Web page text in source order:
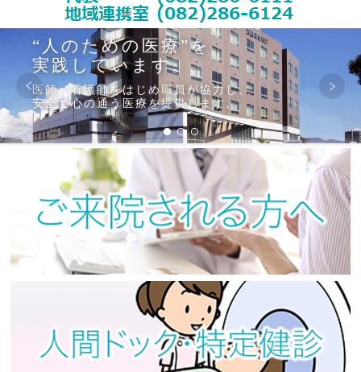
“人のための医療”を
実践しています。
医師・看護師をはじめ職員が協力し、
安全で心の通う医療を提供します。